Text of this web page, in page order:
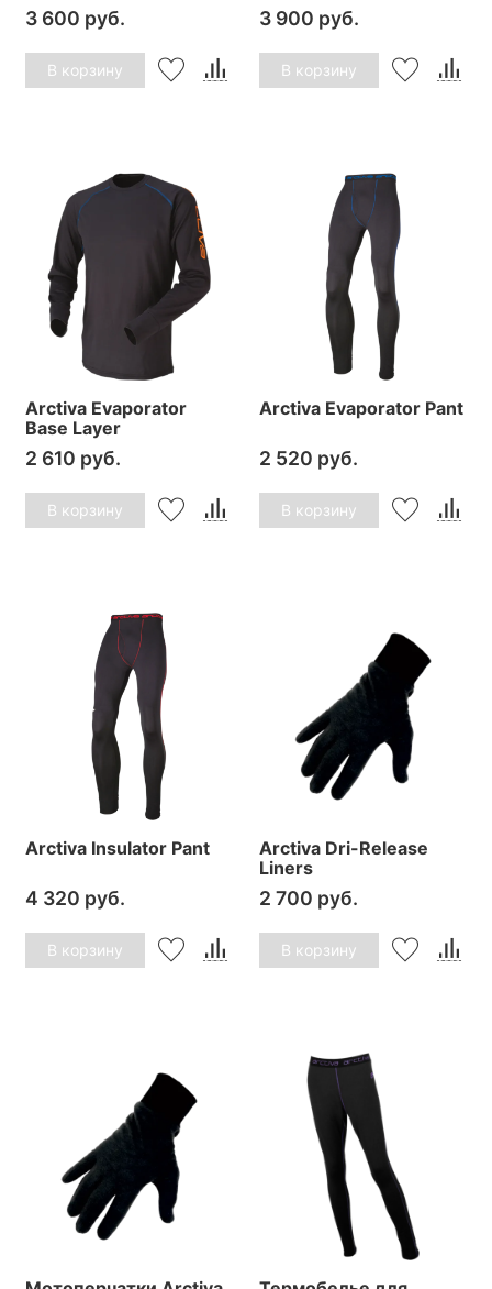
3 600 руб.
В корзину
3 900 руб.
В корзину
Arctiva Evaporator
Base Layer
2 610 руб.
В корзину
Arctiva Evaporator Pant
2 520 руб.
В корзину
Arctiva Insulator Pant
4 320 руб.
В корзину
Arctiva Dri-Release
Liners
2 700 руб.
В корзину